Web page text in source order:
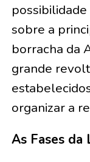
sobre a
borracha da
grande
organizar a
As Fases da